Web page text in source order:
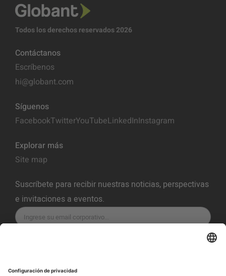
Todos los derechos reservados 2026
Contáctanos
Escríbenos
hi@globant.com
Síguenos
FacebookTwitterYouTubeLinkedInInstagram
Explorar más
Site map
Suscríbete para recibir nuestras noticias, perspectivas
e invitaciones a eventos.